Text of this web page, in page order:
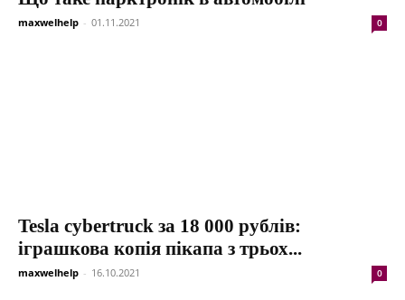
maxwelhelp - 01.11.2021 0
Tesla cybertruck за 18 000 рублів:
іграшкова копія пікапа з трьох...
maxwelhelp - 16.10.2021 0